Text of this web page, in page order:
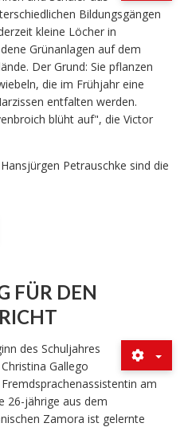
Bildungsgängen
kleine Löcher in
Grünanlagen auf dem
Der Grund: Sie pflanzen
die im Frühjahr eine
entfalten werden.
blüht auf", die Victor
Petrauschke sind die
FÜR DEN
des Schuljahres
Gallego
am
26-jährige aus dem
Zamora ist gelernte